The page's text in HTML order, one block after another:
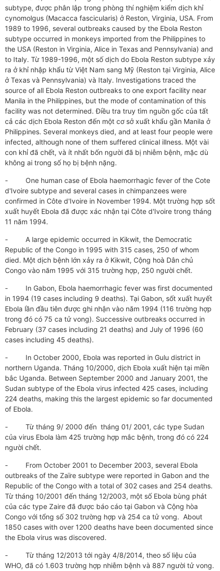
subtype, được phân lập trong phòng thí nghiệm kiểm dịch khỉ
cynomolgus (Macacca fascicularis) ở Reston, Virginia, USA. From
1989 to 1996, several outbreaks caused by the Ebola Reston
subtype occurred in monkeys imported from the Philippines to
the USA (Reston in Virginia, Alice in Texas and Pennsylvania) and
to Italy. Từ 1989-1996, một số dịch do Ebola Reston subtype xảy
ra ở khỉ nhập khẩu từ Việt Nam sang Mỹ (Reston tại Virginia, Alice
ở Texas và Pennsylvania) và Italy. Investigations traced the
source of all Ebola Reston outbreaks to one export facility near
Manila in the Philippines, but the mode of contamination of this
facility was not determined. Điều tra truy tìm nguồn gốc của tất
cả các dịch Ebola Reston đến một cơ sở xuất khẩu gần Manila ở
Philippines. Several monkeys died, and at least four people were
infected, although none of them suffered clinical illness. Một vài
con khỉ đã chết, và ít nhất bốn người đã bị nhiễm bệnh, mặc dù
không ai trong số họ bị bệnh nặng.
- One human case of Ebola haemorrhagic fever of the Cote
d'Ivoire subtype and several cases in chimpanzees were
confirmed in Côte d'Ivoire in November 1994. Một trường hợp sốt
xuất huyết Ebola đã được xác nhận tại Côte d'Ivoire trong tháng
11 năm 1994.
- A large epidemic occurred in Kikwit, the Democratic
Republic of the Congo in 1995 with 315 cases, 250 of whom
died. Một dịch bệnh lớn xảy ra ở Kikwit, Cộng hoà Dân chủ
Congo vào năm 1995 với 315 trường hợp, 250 người chết.
- In Gabon, Ebola haemorrhagic fever was first documented
in 1994 (19 cases including 9 deaths). Tại Gabon, sốt xuất huyết
Ebola lần đầu tiên được ghi nhận vào năm 1994 (116 trường hợp
trong đó có 75 ca tử vong). Successive outbreaks occurred in
February (37 cases including 21 deaths) and July of 1996 (60
cases including 45 deaths).
- In October 2000, Ebola was reported in Gulu district in
northern Uganda. Tháng 10/2000, dịch Ebola xuất hiện tại miền
bắc Uganda. Between September 2000 and January 2001, the
Sudan subtype of the Ebola virus infected 425 cases, including
224 deaths, making this the largest epidemic so far documented
of Ebola.
- Từ tháng 9/ 2000 đến tháng 01/ 2001, các type Sudan
của virus Ebola làm 425 trường hợp mắc bệnh, trong đó có 224
người chết.
- From October 2001 to December 2003, several Ebola
outbreaks of the Zaïre subtype were reported in Gabon and the
Republic of the Congo with a total of 302 cases and 254 deaths.
Từ tháng 10/2001 đến tháng 12/2003, một số Ebola bùng phát
của các type Zaire đã được báo cáo tại Gabon và Cộng hòa
Congo với tổng số 302 trường hợp và 254 ca tử vong. About
1850 cases with over 1200 deaths have been documented since
the Ebola virus was discovered.
- Từ tháng 12/2013 tới ngày 4/8/2014, theo số liệu của
WHO, đã có 1.603 trường hợp nhiễm bệnh và 887 người tử vong.